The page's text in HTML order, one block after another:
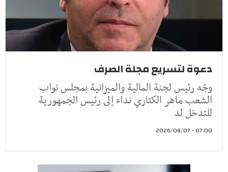
دعوة لتسريع مجلة الصرف
وجّه رئيس لجنة المالية والميزانية بمجلس نواب
الشعب ماهر الكتاري نداء إلى رئيس الجمهورية
للتدخل لد
07:00 - 2026/08/07